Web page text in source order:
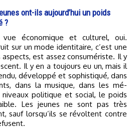
ont-ils aujourd’hui un poids
?
économique et culturel, oui.
sur un mode identitaire, c’est une
est assez consumériste. Il y
Il y en a toujours eu un, mais il
développé et sophistiqué, dans
dans la musique, dans les mé­
ni­veaux politique et social, le poids
Les jeunes ne sont pas très
sauf lorsqu’ils se révoltent contre